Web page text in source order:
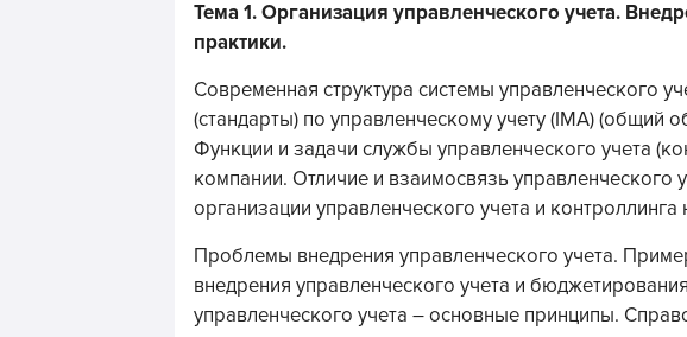
Тема 1. Организация управленческого учета.
практики.
Современная структура системы управленческого
(стандарты) по управленческому учету (IMA) (общий
Функции и задачи службы управленческого учета
компании. Отличие и взаимосвязь управленческого
организации управленческого учета и контроллинга
Проблемы внедрения управленческого учета.
внедрения управленческого учета и
управленческого учета – основные принципы.